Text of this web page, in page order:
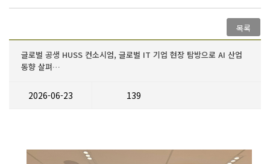
목록
글로벌 공생 HUSS 컨소시엄, 글로벌 IT 기업 현장 탐방으로 AI 산업
동향 살펴…
2026-06-23 139